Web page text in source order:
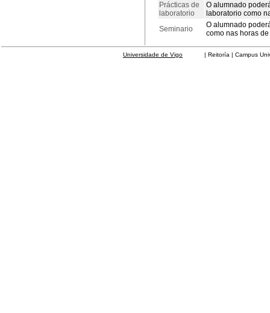
Prácticas de
laboratorio
O alumnado
laboratorio como
Seminario
O alumnado
como nas horas
Universidade de Vigo | Reitoría | Campus